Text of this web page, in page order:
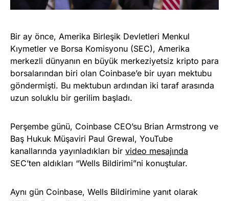
Bir ay önce, Amerika Birleşik Devletleri Menkul
Kıymetler ve Borsa Komisyonu (SEC), Amerika
merkezli dünyanın en büyük merkeziyetsiz kripto para
borsalarından biri olan Coinbase’e bir uyarı mektubu
göndermişti. Bu mektubun ardından iki taraf arasında
uzun soluklu bir gerilim başladı.
Perşembe günü, Coinbase CEO’su Brian Armstrong ve
Baş Hukuk Müşaviri Paul Grewal, YouTube
kanallarında yayınladıkları bir video mesajında
SEC’ten aldıkları “Wells Bildirimi”ni konuştular.
Aynı gün Coinbase, Wells Bildirimine yanıt olarak